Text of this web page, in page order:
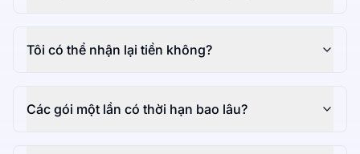
Tôi có thể nhận lại tiền không?
Các gói một lần có thời hạn bao lâu?